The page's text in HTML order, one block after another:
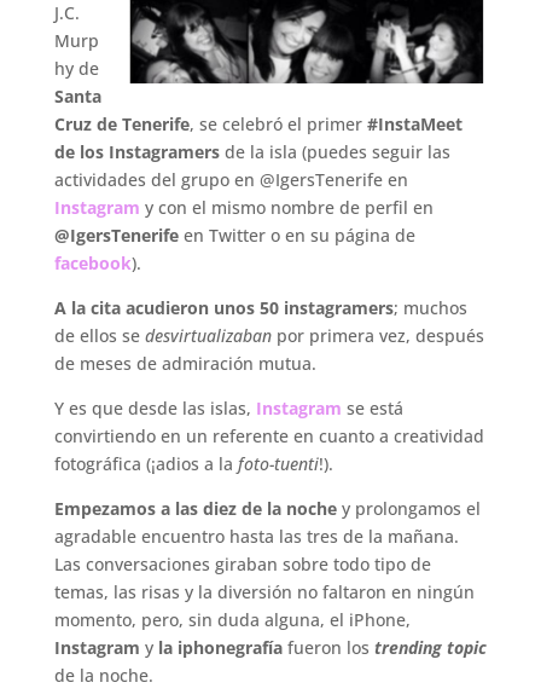
J.C.
Murp
hy de
Santa
Cruz de Tenerife, se celebró el primer #InstaMeet
de los Instagramersde la isla (puedes seguir las
actividades del grupo en @IgersTenerife en
Instagram y con el mismo nombre de perfil en
@IgersTenerife en Twitter o en su página de
facebook).
A la cita acudieron unos 50 instagramers; muchos
de ellos se desvirtualizabanpor primera vez, después
de meses de admiración mutua.
Y es que desde las islas, Instagram se está
convirtiendo en un referente en cuanto a creatividad
fotográfica (¡adios a la foto-tuenti!).
Empezamos a las diez de la nochey prolongamos el
agradable encuentro hasta las tres de la mañana.
Las conversaciones giraban sobre todo tipo de
temas, las risas y la diversión no faltaron en ningún
momento, pero, sin duda alguna, el iPhone,
Instagram y la iphonegrafíafueron los trending topic
de la noche.